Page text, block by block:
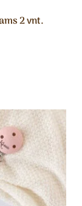
2 vnt.